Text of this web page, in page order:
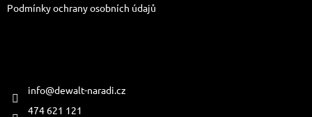
Podmínky ochrany osobních údajů
info@dewalt-naradi.cz
474 621 121